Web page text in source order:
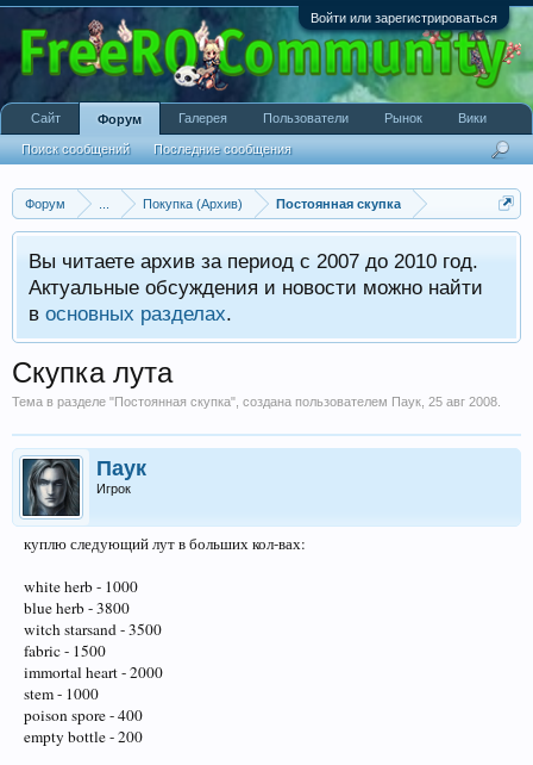
Войти или зарегистрироваться
Форум Покупка (Архив) Постоянная скупка
Вы читаете архив за период с 2007 до 2010 год.
Актуальные обсуждения и новости можно найти
в основных разделах.
Скупка лута
Тема в разделе "Постоянная скупка", создана пользователем Паук 25 авг 2008
Паук
Игрок
куплю следующий лут в больших кол-вах:
white herb - 1000
blue herb - 3800
witch starsand - 3500
fabric - 1500
immortal heart - 2000
stem - 1000
poison spore - 400
empty bottle - 200
Сайт Форум
Поиск сообщений Последние сообщения
Галерея Пользователи Рынок Вики